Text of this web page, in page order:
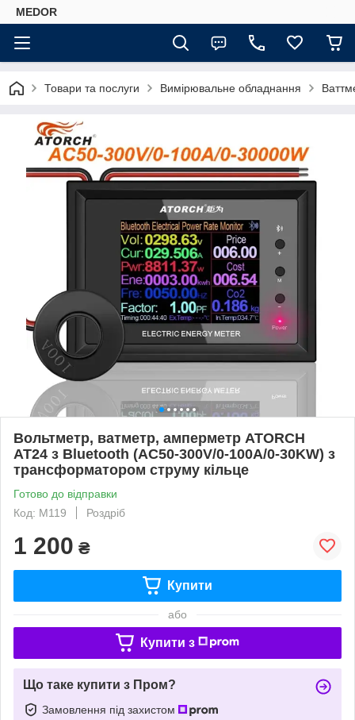
MEDOR
Товари та послуги Вимірювальне обладнання
Вольтметр, ватметр, амперметр ATORCH
AT24 з Bluetooth (AC50-300V/0-100A/0-30KW) з
трансформатором струму кільце
Готово до відправки
Код: M119
Роздріб
1 200 ₴
Купити
або
Купити з
Що таке купити з Пром?
Замовлення під захистом